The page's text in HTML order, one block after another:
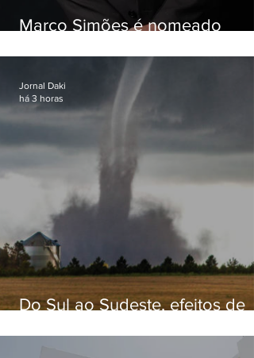
Marco Simões é nomeado
Do Sul ao Sudeste, efeitos de
apreensão na população
Jornal Daki
há 3 horas